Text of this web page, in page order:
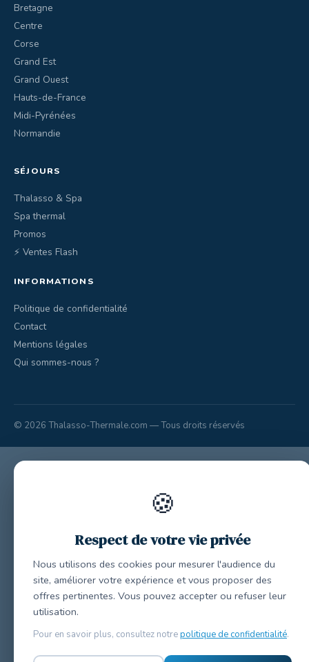
Bretagne
Centre
Corse
Grand Est
Grand Ouest
Hauts-de-France
Midi-Pyrénées
Normandie
SÉJOURS
Thalasso & Spa
Spa thermal
Promos
⚡ Ventes Flash
INFORMATIONS
Politique de confidentialité
Contact
Mentions légales
Qui sommes-nous ?
© 2026 Thalasso-Thermale.com — Tous droits réservés
🍪
Respect de votre vie privée
Nous utilisons des cookies pour mesurer l'audience du
site, améliorer votre expérience et vous proposer des
offres pertinentes. Vous pouvez accepter ou refuser leur
utilisation.
Pour en savoir plus, consultez notrepolitique de confidentialité.